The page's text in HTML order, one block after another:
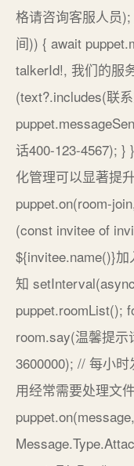
格请咨询客服人员
间)) { await
talkerId!, 我们的服
(text?.includes(联
话400-123-4567); }
化管理可以显著提
puppet.on(room-
(const invitee of
${invitee.name()}
知
puppet.roomList();
room.say(温馨提
3600000); // 每小
用经常需要处理文